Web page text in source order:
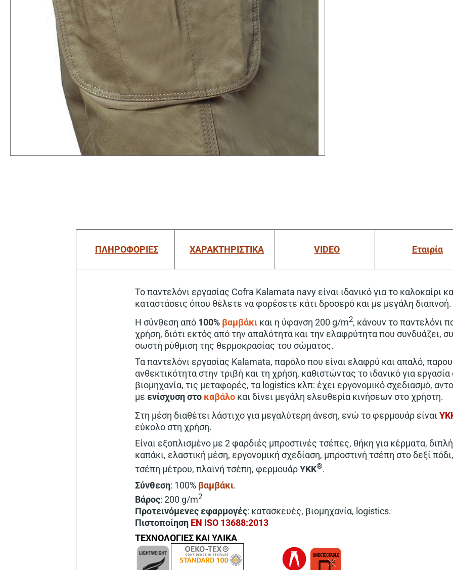
ΠΛΗΡΟΦΟΡΙΕΣ ΧΑΡΑΚΤΗΡΙΣΤΙΚΑ VIDEO Εταιρία
Το παντελόνι εργασίας Cofra Kalamata navy είναι ιδανικό για το καλοκαίρι
καταστάσεις όπου θέλετε να φορέσετε κάτι δροσερό και με μεγάλη διαπνοή.
Η σύνθεση από 100% βαμβάκι και η ύφανση 200 g/m2, κάνουν το παντελόνι
χρήση, διότι εκτός από την απαλότητα και την ελαφρύτητα που συνδυάζει,
σωστή ρύθμιση της θερμοκρασίας του σώματος.
Τα παντελόνι εργασίας Kalamata, παρόλο που είναι ελαφρύ και απαλό,
ανθεκτικότητα στην τριβή και τη χρήση, καθιστώντας το ιδανικό για
βιομηχανία, τις μεταφορές, τα logistics κλπ: έχει εργονομικό σχεδιασμό,
με ενίσχυση στο καβάλο και δίνει μεγάλη ελευθερία κινήσεων στο χρήστη.
Στη μέση διαθέτει λάστιχο για μεγαλύτερη άνεση, ενώ το φερμουάρ είναι
εύκολο στη χρήση.
Είναι εξοπλισμένο με 2 φαρδιές μπροστινές τσέπες, θήκη για κέρματα,
καπάκι, ελαστική μέση, εργονομική σχεδίαση, μπροστινή τσέπη στο δεξί
τσέπη μέτρου, πλαϊνή τσέπη, φερμουάρYKK®.
Σύνθεση: 100% βαμβάκι.
Βάρος: 200 g/m2
Προτεινόμενες εφαρμογές: κατασκευές, βιομηχανία, logistics.
Πιστοποίηση EN ISO 13688:2013
ΤΕΧΝΟΛΟΓΙΕΣ ΚΑΙ ΥΛΙΚΑ